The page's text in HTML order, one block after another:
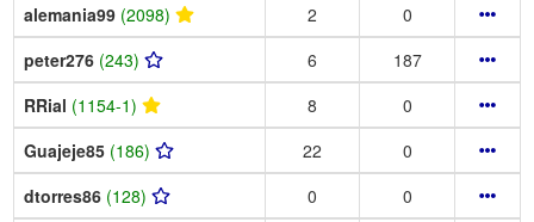
alemania99 (2098) 2
0
peter276 (243) 6
187
RRial (1154-1) 8
0
Guajeje85 (186) 22
0
dtorres86 (128) 0
0